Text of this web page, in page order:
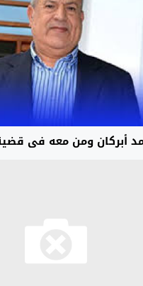
أبركان ومن معه في